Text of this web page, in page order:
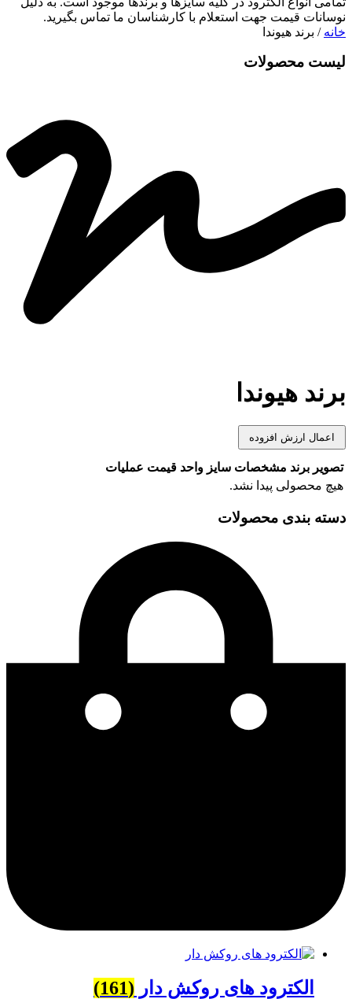
نوسانات قیمت جهت استعلام با کارشناسان ما تماس بگیرید.
خانه / برند هیوندا
لیست محصولات
برند هیوندا
اعمال ارزش افزوده
تصویر برند مشخصات سایز واحد قیمت عملیات
هیچ محصولی پیدا نشد.
دسته بندی محصولات
الکترود های روکش دار (161)